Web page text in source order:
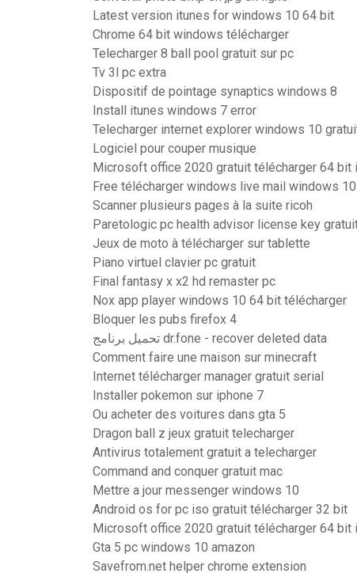
Latest version itunes for windows 10 64 bit
Chrome 64 bit windows télécharger
Telecharger 8 ball pool gratuit sur pc
Tv 3l pc extra
Dispositif de pointage synaptics windows 8
Install itunes windows 7 error
Telecharger internet explorer windows 10
Logiciel pour couper musique
Microsoft office 2020 gratuit télécharger 64 bit
Free télécharger windows live mail windows 10
Scanner plusieurs pages à la suite ricoh
Paretologic pc health advisor license key
Jeux de moto à télécharger sur tablette
Piano virtuel clavier pc gratuit
Final fantasy x x2 hd remaster pc
Nox app player windows 10 64 bit télécharger
Bloquer les pubs firefox 4
تحميل برنامج dr.fone - recover deleted data
Comment faire une maison sur minecraft
Internet télécharger manager gratuit serial
Installer pokemon sur iphone 7
Ou acheter des voitures dans gta 5
Dragon ball z jeux gratuit telecharger
Antivirus totalement gratuit a telecharger
Command and conquer gratuit mac
Mettre a jour messenger windows 10
Android os for pc iso gratuit télécharger 32 bit
Microsoft office 2020 gratuit télécharger 64 bit
Gta 5 pc windows 10 amazon
Savefrom.net helper chrome extension